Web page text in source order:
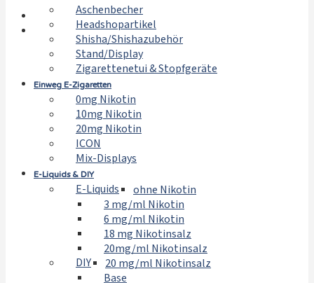
Aschenbecher
Headshopartikel
Shisha/Shishazubehör
Stand/Display
Zigarettenetui & Stopfgeräte
Einweg E-Zigaretten
0mg Nikotin
10mg Nikotin
20mg Nikotin
ICON
Mix-Displays
E-Liquids & DIY
E-Liquids
ohne Nikotin
3 mg/ml Nikotin
6 mg/ml Nikotin
18 mg Nikotinsalz
20mg/ml Nikotinsalz
DIY
20 mg/ml Nikotinsalz
Base